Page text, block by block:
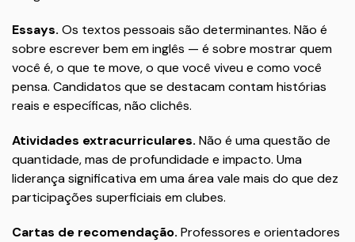
Essays. Os textos pessoais são determinantes. Não é
sobre escrever bem em inglês — é sobre mostrar quem
você é, o que te move, o que você viveu e como você
pensa. Candidatos que se destacam contam histórias
reais e específicas, não clichês.
Atividades extracurriculares. Não é uma questão de
quantidade, mas de profundidade e impacto. Uma
liderança significativa em uma área vale mais do que dez
participações superficiais em clubes.
Cartas de recomendação. Professores e orientadores